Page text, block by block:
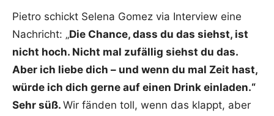
Pietro schickt Selena Gomez via Interview eine
Nachricht: „Die Chance, dass du das siehst, ist
nicht hoch. Nicht mal zufällig siehst du das.
Aber ich liebe dich – und wenn du mal Zeit hast,
würde ich dich gerne auf einen Drink einladen.“
Sehr süß. Wir fänden toll, wenn das klappt, aber